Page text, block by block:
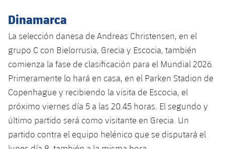
Dinamarca
La selección danesa de Andreas Christensen, en el
grupo C con Bielorrusia, Grecia y Escocia, también
comienza la fase de clasificación para el Mundial 2026.
Primeramente lo hará en casa, en el Parken Stadion de
Copenhague y recibiendo la visita de Escocia, el
próximo viernes día 5 a las 20.45 horas. El segundo y
último partido será como visitante en Grecia. Un
partido contra el equipo helénico que se disputará el